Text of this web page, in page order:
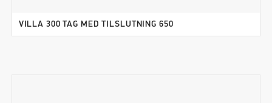
VILLA 300 TAG MED TILSLUTNING 650